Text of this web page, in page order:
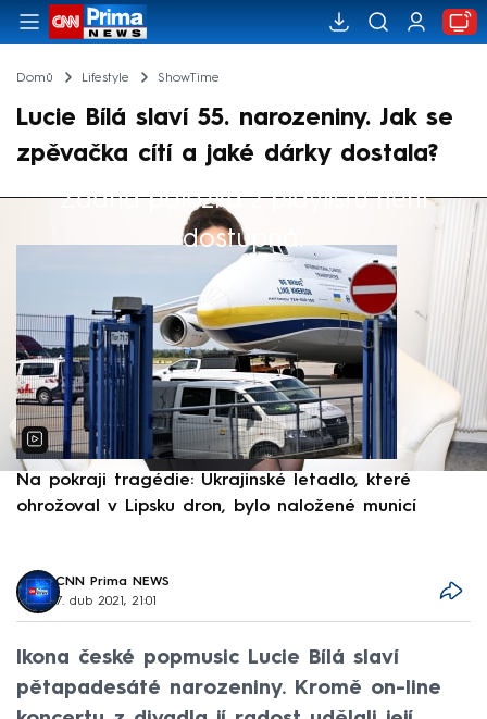
Domů Lifestyle ShowTime
Lucie Bílá slaví 55. narozeniny. Jak se
zpěvačka cítí a jaké dárky dostala?
Žádná položka z playlistu není
dostupná.
Na pokraji tragédie: Ukrajinské letadlo, které
ohrožoval v Lipsku dron, bylo naložené municí
CNN Prima NEWS
7. dub 2021, 21:01
Ikona české popmusic Lucie Bílá slaví
pětapadesáté narozeniny. Kromě on-line